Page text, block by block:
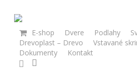
content
E-shop Dvere Podlahy
Drevoplast – Drevo
Vstavané
Dokumenty
Kontakt
facebook